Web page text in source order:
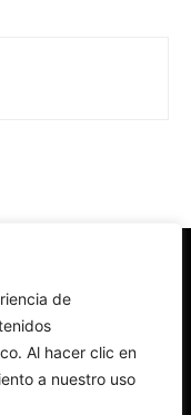
de
Al hacer clic en
a nuestro uso
y la sociedad